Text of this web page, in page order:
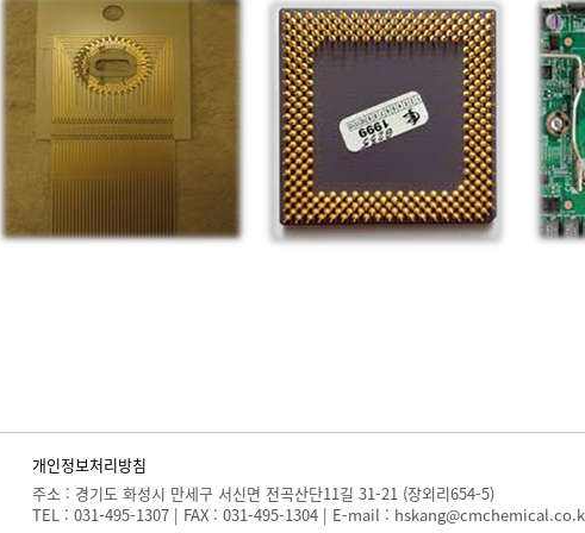
개인정보처리방침
주소 : 경기도 화성시 만세구 서신면 전곡산단11길 31-21 (장외리654-5)
TEL : 031-495-1307 | FAX : 031-495-1304 | E-mail :